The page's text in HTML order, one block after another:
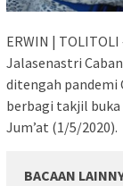
ERWIN |
Jalasenastri
ditengah pandemi
berbagi takjil buka
Jum’at (1/5/2020).
BACAAN